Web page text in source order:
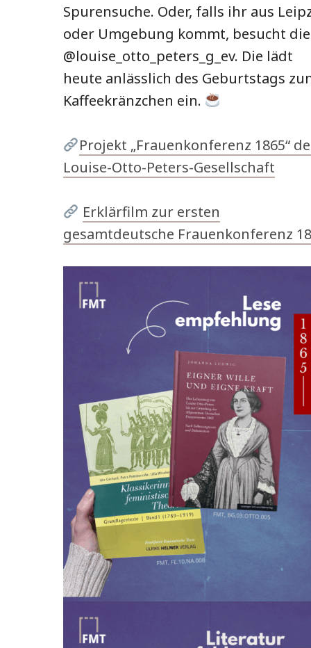
Spurensuche. Oder, falls ihr aus
oder Umgebung kommt, besucht die
@louise_otto_peters_g_ev. Die lädt
heute anlässlich des Geburtstags
Kaffeekränzchen ein.
Projekt „Frauenkonferenz 1865“
Louise-Otto-Peters-Gesellschaft
Erklärfilm zur ersten
gesamtdeutsche Frauenkonferenz